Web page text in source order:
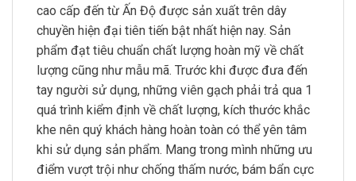
cao cấp đến từ Ấn Độ được sản xuất trên dây
chuyền hiện đại tiên tiến bật nhất hiện nay. Sản
phẩm đạt tiêu chuẩn chất lượng hoàn mỹ về chất
lượng cũng như mẫu mã. Trước khi được đưa đến
tay người sử dụng, những viên gạch phải trả qua 1
quá trình kiểm định về chất lượng, kích thước khắc
khe nên quý khách hàng hoàn toàn có thể yên tâm
khi sử dụng sản phẩm. Mang trong mình những ưu
điểm vượt trội như chống thấm nước, bám bẩn cực